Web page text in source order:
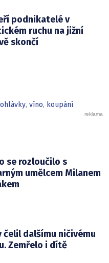
podnikatelé v
ruchu na jižní
skončí
, víno, koupání
se rozloučilo s
umělcem Milanem
čelil dalšímu ničivému
Zemřelo i dítě